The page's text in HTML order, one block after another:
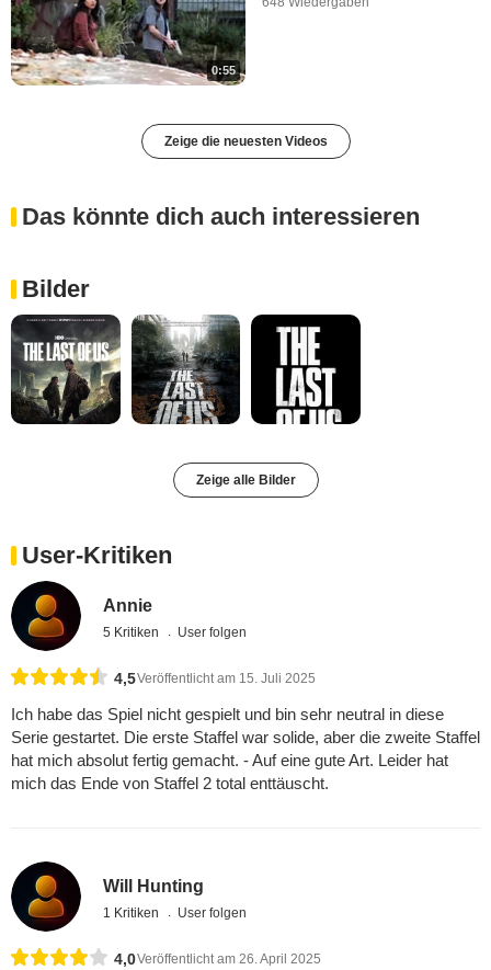
0:55
Zeige die neuesten Videos
Das könnte dich auch interessieren
Bilder
Zeige alle Bilder
User-Kritiken
Annie
5 Kritiken User folgen
4,5Veröffentlicht am 15. Juli 2025
Ich habe das Spiel nicht gespielt und bin sehr neutral in diese
Serie gestartet. Die erste Staffel war solide, aber die zweite Staffel
hat mich absolut fertig gemacht. - Auf eine gute Art. Leider hat
mich das Ende von Staffel 2 total enttäuscht.
Will Hunting
1 Kritiken User folgen
4,0Veröffentlicht am 26. April 2025